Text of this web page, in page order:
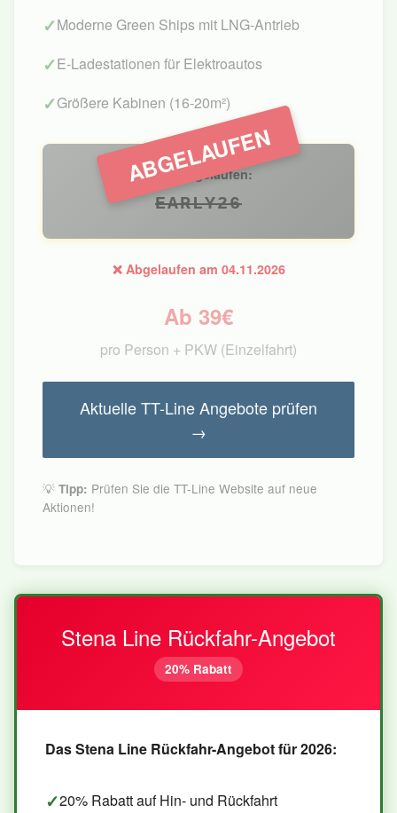
ABGELAUFEN
Moderne Green Ships mit LNG-Antrieb
E-Ladestationen für Elektroautos
Größere Kabinen (16-20m²)
Code abgelaufen:
EARLY26
❌ Abgelaufen am 04.11.2026
Ab 39€
pro Person + PKW (Einzelfahrt)
Aktuelle TT-Line Angebote prüfen
→
💡 Tipp: Prüfen Sie die TT-Line Website auf neue
Aktionen!
Stena Line Rückfahr-Angebot
20% Rabatt
Das Stena Line Rückfahr-Angebot für 2026:
20% Rabatt auf Hin- und Rückfahrt